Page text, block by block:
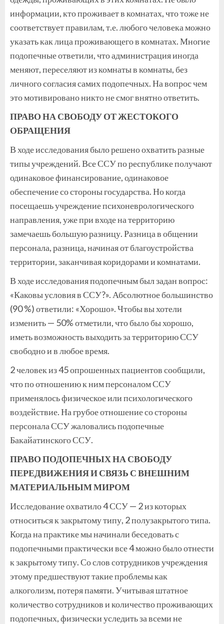
информации, кто проживает в комнатах, что тоже не
соответствует правилам, т.е. любого человека можно
указать как лица проживающего в комнатах. Многие
подопечные ответили, что администрация иногда
меняют, переселяют из комнаты в комнаты, без
личного согласия самих подопечных. На вопрос чем
это мотивировано никто не смог внятно ответить.
ПРАВО НА СВОБОДУ ОТ ЖЕСТОКОГО
ОБРАЩЕНИЯ
В ходе исследования было решено охватить разные
типы учреждений. Все ССУ по республике получают
одинаковое финансирование, одинаковое
обеспечение со стороны государства. Но когда
посещаешь учреждение психоневрологического
направления, уже при входе на территорию
замечаешь большую разницу. Разница в общении
персонала, разница, начиная от благоустройства
территории, заканчивая коридорами и комнатами.
В ходе исследования подопечным был задан вопрос:
«Каковы условия в ССУ?». Абсолютное большинство
(90 %) ответили: «Хорошо». Чтобы вы хотели
изменить — 50% отметили, что было бы хорошо,
иметь возможность выходить за территорию ССУ
свободно и в любое время.
2 человек из 45 опрошенных пациентов сообщили,
что по отношению к ним персоналом ССУ
применялось физическое или психологического
воздействие. На грубое отношение со стороны
персонала ССУ жаловались подопечные
Бакайатинского ССУ.
ПРАВО ПОДОПЕЧНЫХ НА СВОБОДУ
ПЕРЕДВИЖЕНИЯ И СВЯЗЬ С ВНЕШНИМ
МАТЕРИАЛЬНЫМ МИРОМ
Исследование охватило 4 ССУ — 2 из которых
относиться к закрытому типу, 2 полузакрытого типа.
Когда на практике мы начинали беседовать с
подопечными практически все 4 можно было отнести
к закрытому типу. Со слов сотрудников учреждения
этому предшествуют такие проблемы как
алкоголизм, потеря памяти. Учитывая штатное
количество сотрудников и количество проживающих
подопечных, физически уследить за всеми не